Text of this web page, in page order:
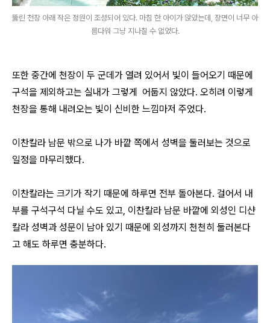
뚫린 천장 아래 작은 정원이 조성되어 있다. 마침 한 아이가 앉았는데, 장면이 너무 아
름다워 그냥 지나칠 수 없었다.
또한 중간에 천장이 두 군데가 열려 있어서 빛이 들어오기 때문에
구석을 제외하고는 실내가 그렇게 어둡지 않았다. 오히려 이렇게
천장을 통해 내려오는 빛이 신비한 느낌마저 주었다.
이찬칼라 남문 밖으로 나가 바깥 쪽에서 성벽을 둘러보는 것으로
일정을 마무리했다.
이찬칼라는 크기가 작기 때문에 하루면 전부 돌아본다. 걸어서 내
부를 구석구석 다닐 수도 있고, 이찬칼라 남문 바깥에 외성인 디샨
칼라 성벽과 성문이 남아 있기 때문에 외성까지 천천히 둘러본다
고 해도 하루면 충분하다.